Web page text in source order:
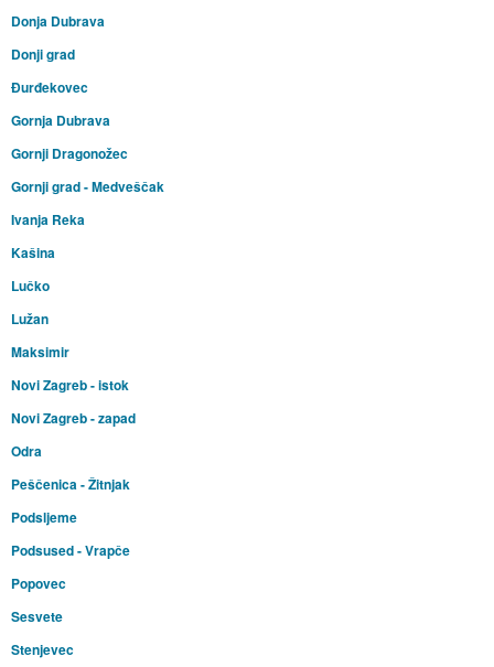
Donja Dubrava
Donji grad
Đurđekovec
Gornja Dubrava
Gornji Dragonožec
Gornji grad - Medveščak
Ivanja Reka
Kašina
Lučko
Lužan
Maksimir
Novi Zagreb - istok
Novi Zagreb - zapad
Odra
Peščenica - Žitnjak
Podsljeme
Podsused - Vrapče
Popovec
Sesvete
Stenjevec